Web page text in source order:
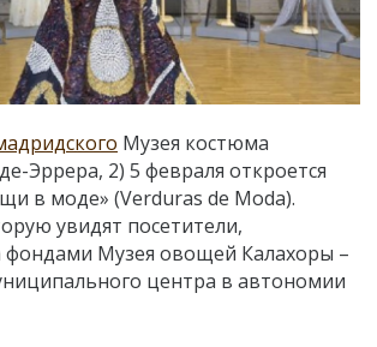
Музея костюма
Эррера, 2) 5 февраля откроется
в моде» (Verduras de Moda).
увидят посетители,
фондами Музея овощей Калахоры –
центра в автономии